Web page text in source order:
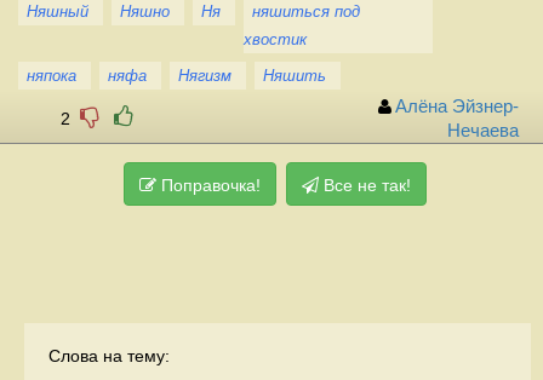
Няшный
Няшно Ня
няшиться под
хвостик
няпока
няфа Нягизм Няшить
2
Алёна Эйзнер-
Нечаева
Поправочка! Все не так!
Слова на тему: